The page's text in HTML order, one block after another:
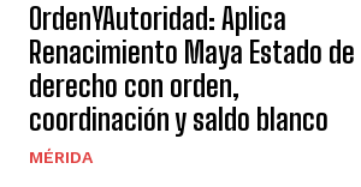
OrdenYAutoridad: Aplica
Renacimiento Maya Estado de
derecho con orden,
coordinación y saldo blanco
MÉRIDA